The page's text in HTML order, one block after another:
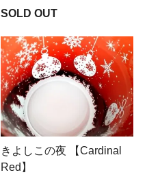
SOLD OUT
きよしこの夜 【Cardinal
Red】